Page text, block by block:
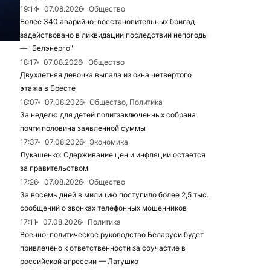
19:14
07.08.2026
Общество
Более 340 аварийно-восстановительных бригад
задействовано в ликвидации последствий непогоды
— "Белэнерго"
18:17
07.08.2026
Общество
Двухлетняя девочка выпала из окна четвертого
этажа в Бресте
18:07
07.08.2026
Общество, Политика
За неделю для детей политзаключенных собрана
почти половина заявленной суммы
17:37
07.08.2026
Экономика
Лукашенко: Сдерживание цен и инфляции остается
за правительством
17:26
07.08.2026
Общество
За восемь дней в милицию поступило более 2,5 тыс.
сообщений о звонках телефонных мошенников
17:11
07.08.2026
Политика
Военно-политическое руководство Беларуси будет
привлечено к ответственности за соучастие в
российской агрессии — Латушко